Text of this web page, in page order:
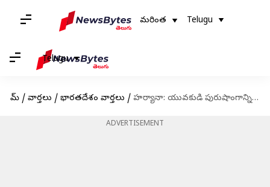
మరింత Telugu
Telugu
హోమ్ / వార్తలు / భారతదేశం వార్తలు / హర్యానా: యువకుడి పురుషాంగాన్ని కొరికేసిన పిట్‌బుల్ కుక్క
ADVERTISEMENT